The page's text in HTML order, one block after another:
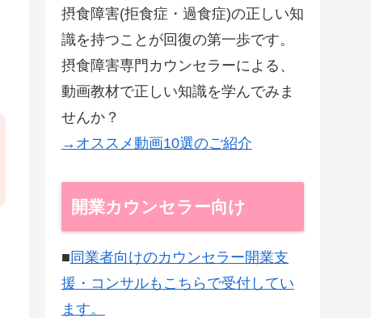
摂食障害(拒食症・過食症)の正しい知
識を持つことが回復の第一歩です。
摂食障害専門カウンセラーによる、
動画教材で正しい知識を学んでみま
せんか？
→オススメ動画10選のご紹介
開業カウンセラー向け
■ 同業者向けのカウンセラー開業支
援・コンサルもこちらで受付してい
ます。